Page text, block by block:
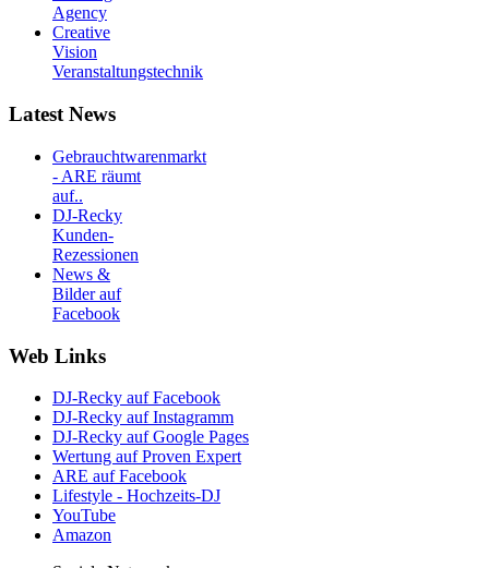
Agency
Creative
Vision
Veranstaltungstechnik
Latest News
Gebrauchtwarenmarkt
- ARE räumt
auf..
DJ-Recky
Kunden-
Rezessionen
News &
Bilder auf
Facebook
Web Links
DJ-Recky auf Facebook
DJ-Recky auf Instagramm
DJ-Recky auf Google Pages
Wertung auf Proven Expert
ARE auf Facebook
Lifestyle - Hochzeits-DJ
YouTube
Amazon